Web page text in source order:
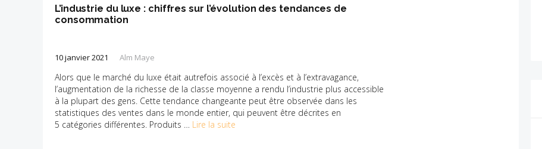
L’industrie du luxe : chiffres sur l’évolution des tendances de
consommation
10 janvier 2021 Alm Maye
Alors que le marché du luxe était autrefois associé à l’excès et à l’extravagance,
l’augmentation de la richesse de la classe moyenne a rendu l’industrie plus accessible
à la plupart des gens. Cette tendance changeante peut être observée dans les
statistiques des ventes dans le monde entier, qui peuvent être décrites en
5 catégories différentes. Produits … Lire la suite